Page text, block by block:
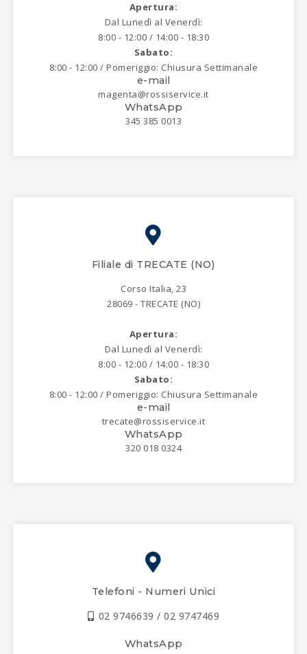
Apertura:
Dal Lunedì al Venerdì:
8:00 - 12:00 / 14:00 - 18:30
Sabato:
8:00 - 12:00 / Pomeriggio: Chiusura Settimanale
e-mail
magenta@rossiservice.it
WhatsApp
345 385 0013
Filiale di TRECATE (NO)
Corso Italia, 23
28069 - TRECATE (NO)
Apertura:
Dal Lunedì al Venerdì:
8:00 - 12:00 / 14:00 - 18:30
Sabato:
8:00 - 12:00 / Pomeriggio: Chiusura Settimanale
e-mail
trecate@rossiservice.it
WhatsApp
320 018 0324
Telefoni - Numeri Unici
02 9746639 / 02 9747469
WhatsApp